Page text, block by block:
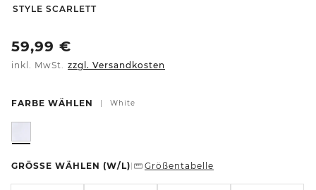
-
STYLE SCARLETT
59,99 €
inkl. MwSt. zzgl. Versandkosten
FARBE WÄHLEN White
GRÖSSE WÄHLEN (W/L) Größentabelle